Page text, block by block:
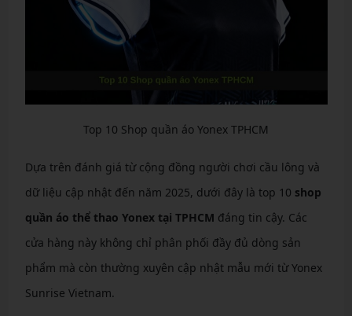
Top 10 Shop quần áo Yonex TPHCM
Dựa trên đánh giá từ cộng đồng người chơi cầu lông và
dữ liệu cập nhật đến năm 2025, dưới đây là top 10 shop
quần áo thể thao Yonex tại TPHCM đáng tin cậy. Các
cửa hàng này không chỉ phân phối đầy đủ dòng sản
phẩm mà còn thường xuyên cập nhật mẫu mới từ Yonex
Sunrise Vietnam.